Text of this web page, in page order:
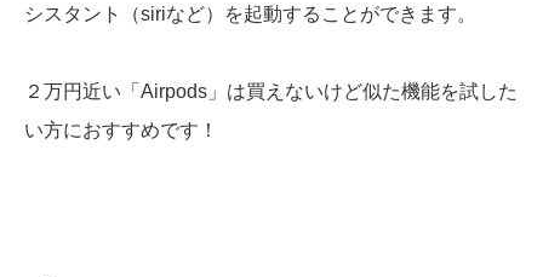
シスタント（siriなど）を起動することができます。
２万円近い「Airpods」は買えないけど似た機能を試した
い方におすすめです！